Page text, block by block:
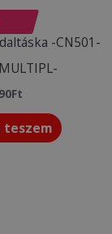
-CN501-
Ft
teszem